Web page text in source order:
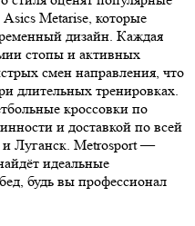
Metarise, которые
дизайн. Каждая
стопы и активных
смен направления, что
длительных тренировках.
кроссовки по
и доставкой по всей
и Луганск. Metrosport —
идеальные
будь вы профессионал